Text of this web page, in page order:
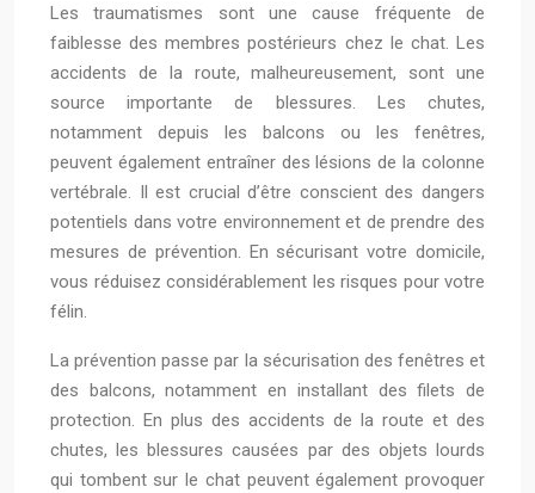
Les traumatismes sont une cause fréquente de
faiblesse des membres postérieurs chez le chat. Les
accidents de la route, malheureusement, sont une
source importante de blessures. Les chutes,
notamment depuis les balcons ou les fenêtres,
peuvent également entraîner des lésions de la colonne
vertébrale. Il est crucial d’être conscient des dangers
potentiels dans votre environnement et de prendre des
mesures de prévention. En sécurisant votre domicile,
vous réduisez considérablement les risques pour votre
félin.
La prévention passe par la sécurisation des fenêtres et
des balcons, notamment en installant des filets de
protection. En plus des accidents de la route et des
chutes, les blessures causées par des objets lourds
qui tombent sur le chat peuvent également provoquer